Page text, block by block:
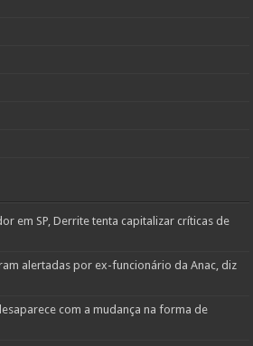
em SP, Derrite tenta capitalizar críticas de
alertadas por ex-funcionário da Anac, diz
com a mudança na forma de